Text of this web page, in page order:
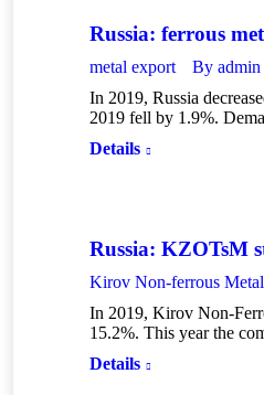
Russia: ferrous
metal export By admin
In 2019, Russia
2019 fell by 1.9%.
Details
Russia: KZOTsM
Kirov Non-ferrous
In 2019, Kirov Non-
15.2%. This year the
Details